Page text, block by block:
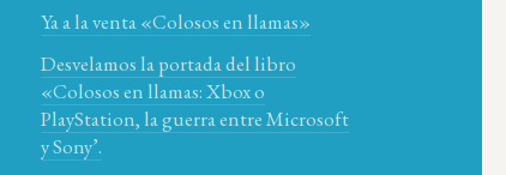
Ya a la venta «Colosos en llamas»
Desvelamos la portada del libro
«Colosos en llamas: Xbox o
PlayStation, la guerra entre Microsoft
y Sony’.